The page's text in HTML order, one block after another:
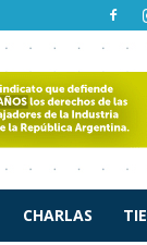
CHARLAS